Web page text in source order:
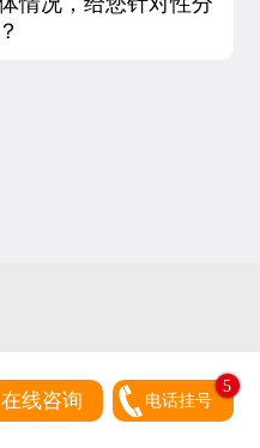
？
在线咨询 电话挂号
5